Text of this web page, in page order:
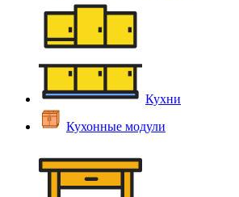
Кухни
Кухонные модули